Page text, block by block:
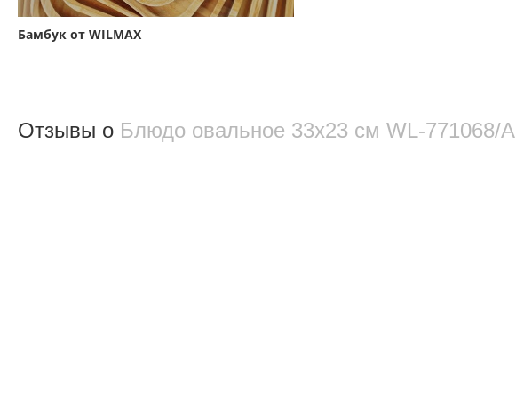
Бамбук от WILMAX
Отзывы о Блюдо овальное 33x23 см WL‑771068/A